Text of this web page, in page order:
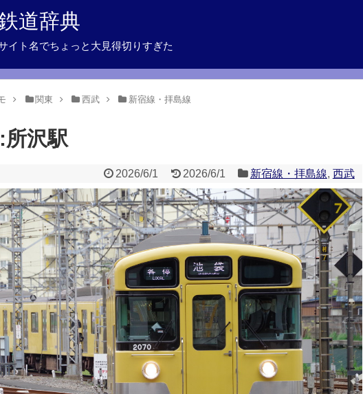
道辞典
イト名でちょっと大見得切りすぎた
関東 西武 新宿線・拝島線
沢駅
2026/6/1 2026/6/1 新宿線・拝島線, 西武